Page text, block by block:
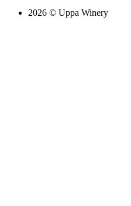
2026 © Uppa Winery